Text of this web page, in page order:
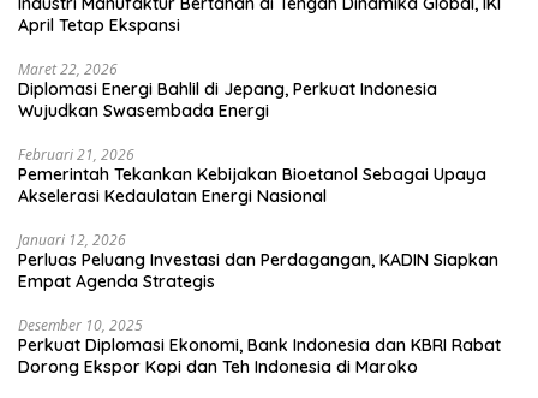
April Tetap Ekspansi
Maret 22, 2026
Diplomasi Energi Bahlil di Jepang, Perkuat Indonesia
Wujudkan Swasembada Energi
Februari 21, 2026
Pemerintah Tekankan Kebijakan Bioetanol Sebagai Upaya
Akselerasi Kedaulatan Energi Nasional
Januari 12, 2026
Perluas Peluang Investasi dan Perdagangan, KADIN Siapkan
Empat Agenda Strategis
Desember 10, 2025
Perkuat Diplomasi Ekonomi, Bank Indonesia dan KBRI Rabat
Dorong Ekspor Kopi dan Teh Indonesia di Maroko